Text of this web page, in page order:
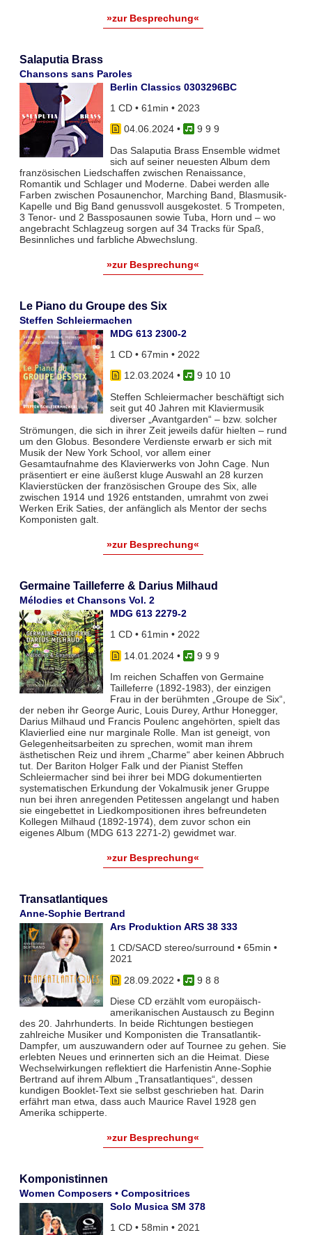
»zur Besprechung«
Salaputia Brass
Chansons sans Paroles
Berlin Classics 0303296BC
1 CD • 61min • 2023
04.06.2024•
9 9 9
Das Salaputia Brass Ensemble widmet
sich auf seiner neuesten Album dem
französischen Liedschaffen zwischen Renaissance,
Romantik und Schlager und Moderne. Dabei werden alle
Farben zwischen Posaunenchor, Marching Band, Blasmusik-
Kapelle und Big Band genussvoll ausgekostet. 5 Trompeten,
3 Tenor- und 2 Bassposaunen sowie Tuba, Horn und – wo
angebracht Schlagzeug sorgen auf 34 Tracks für Spaß,
Besinnliches und farbliche Abwechslung.
»zur Besprechung«
Le Piano du Groupe des Six
Steffen Schleiermachen
MDG 613 2300-2
1 CD • 67min • 2022
12.03.2024•
9 10 10
Steffen Schleiermacher beschäftigt sich
seit gut 40 Jahren mit Klaviermusik
diverser „Avantgarden“ – bzw. solcher
Strömungen, die sich in ihrer Zeit jeweils dafür hielten – rund
um den Globus. Besondere Verdienste erwarb er sich mit
Musik der New York School, vor allem einer
Gesamtaufnahme des Klavierwerks von John Cage. Nun
präsentiert er eine äußerst kluge Auswahl an 28 kurzen
Klavierstücken der französischen Groupe des Six, alle
zwischen 1914 und 1926 entstanden, umrahmt von zwei
Werken Erik Saties, der anfänglich als Mentor der sechs
Komponisten galt.
»zur Besprechung«
Germaine Tailleferre & Darius Milhaud
Mélodies et Chansons Vol. 2
MDG 613 2279-2
1 CD • 61min • 2022
14.01.2024•
9 9 9
Im reichen Schaffen von Germaine
Tailleferre (1892-1983), der einzigen
Frau in der berühmten „Groupe de Six“,
der neben ihr George Auric, Louis Durey, Arthur Honegger,
Darius Milhaud und Francis Poulenc angehörten, spielt das
Klavierlied eine nur marginale Rolle. Man ist geneigt, von
Gelegenheitsarbeiten zu sprechen, womit man ihrem
ästhetischen Reiz und ihrem „Charme“ aber keinen Abbruch
tut. Der Bariton Holger Falk und der Pianist Steffen
Schleiermacher sind bei ihrer bei MDG dokumentierten
systematischen Erkundung der Vokalmusik jener Gruppe
nun bei ihren anregenden Petitessen angelangt und haben
sie eingebettet in Liedkompositionen ihres befreundeten
Kollegen Milhaud (1892-1974), dem zuvor schon ein
eigenes Album (MDG 613 2271-2) gewidmet war.
»zur Besprechung«
Transatlantiques
Anne-Sophie Bertrand
Ars Produktion ARS 38 333
1 CD/SACD stereo/surround • 65min •
2021
28.09.2022 •
9 8 8
Diese CD erzählt vom europäisch-
amerikanischen Austausch zu Beginn
des 20. Jahrhunderts. In beide Richtungen bestiegen
zahlreiche Musiker und Komponisten die Transatlantik-
Dampfer, um auszuwandern oder auf Tournee zu gehen. Sie
erlebten Neues und erinnerten sich an die Heimat. Diese
Wechselwirkungen reflektiert die Harfenistin Anne-Sophie
Bertrand auf ihrem Album „Transatlantiques“, dessen
kundigen Booklet-Text sie selbst geschrieben hat. Darin
erfährt man etwa, dass auch Maurice Ravel 1928 gen
Amerika schipperte.
»zur Besprechung«
Komponistinnen
Women Composers • Compositrices
Solo Musica SM 378
1 CD • 58min • 2021